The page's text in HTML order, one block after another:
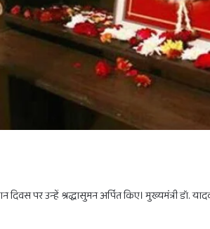
पर उन्हें श्रद्धासुमन अर्पित किए। मुख्यमंत्री डॉ.